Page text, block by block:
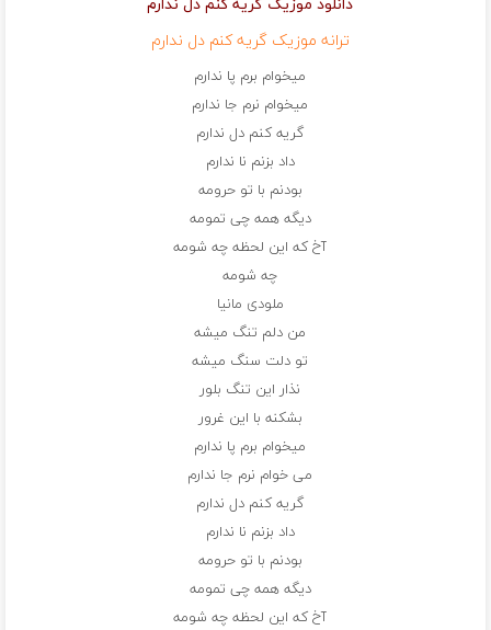
دانلود موزیک گریه کنم دل ندارم
ترانه موزیک گریه کنم دل ندارم
میخوام برم پا ندارم
میخوام نرم جا ندارم
گریه کنم دل ندارم
داد بزنم نا ندارم
بودنم با تو حرومه
دیگه همه چی تمومه
آخ که این لحظه چه شومه
چه شومه
ملودی مانیا
من دلم تنگ میشه
تو دلت سنگ میشه
نذار این تنگ بلور
بشکنه با این غرور
میخوام برم پا ندارم
می خوام نرم جا ندارم
گریه کنم دل ندارم
داد بزنم نا ندارم
بودنم با تو حرومه
دیگه همه چی تمومه
آخ که این لحظه چه شومه